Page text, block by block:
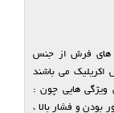
های فرش از جنس
می باشند
ویژگی هایی چون :
بودن و فشار بالا ،